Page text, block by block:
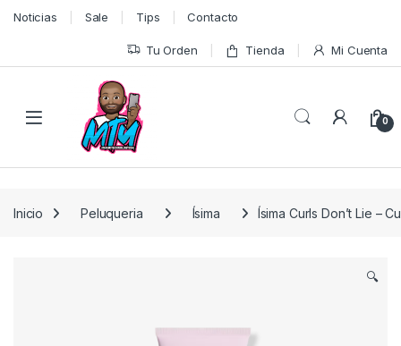
Skip to navigation
Skip to content
Noticias Sale Tips Contacto
Tu Orden Tienda Mi Cuenta
0
Inicio Peluqueria Ísima Ísima Curls Don’t Lie –
🔍